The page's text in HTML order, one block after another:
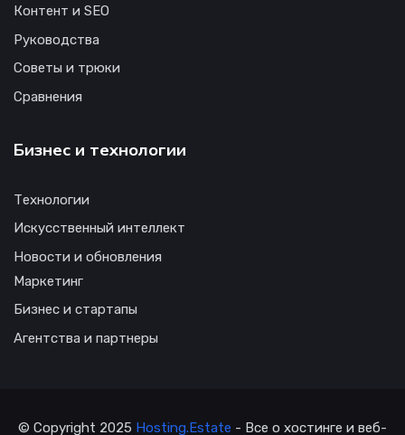
Контент и SEO
Руководства
Советы и трюки
Сравнения
Бизнес и технологии
Технологии
Искусственный интеллект
Новости и обновления
Маркетинг
Бизнес и стартапы
Агентства и партнеры
© Copyright 2025 Hosting.Estate - Все о хостинге и веб-